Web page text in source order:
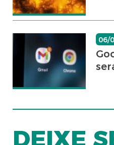
06/
DEIXE